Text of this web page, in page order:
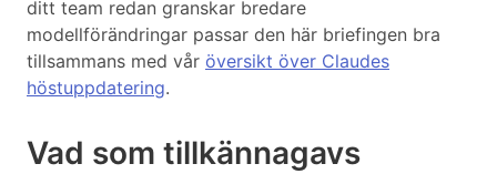
ditt team redan granskar bredare
modellförändringar passar den här briefingen bra
tillsammans med vår översikt över Claudes
höstuppdatering.
Vad som tillkännagavs